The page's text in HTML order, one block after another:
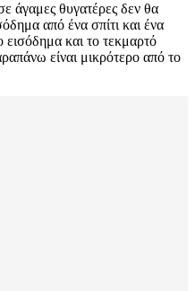
άγαμες θυγατέρες δεν θα
από ένα σπίτι και ένα
και το τεκμαρτό
είναι μικρότερο από το